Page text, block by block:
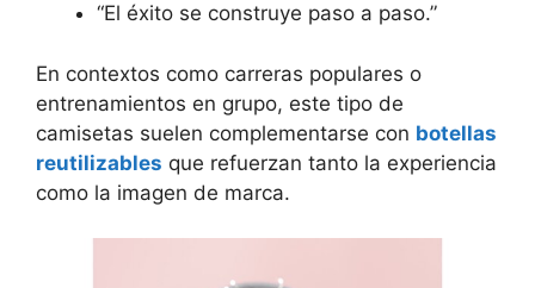
“El éxito se construye paso a paso.”
En contextos como carreras populares o
entrenamientos en grupo, este tipo de
camisetas suelen complementarse con botellas
reutilizables que refuerzan tanto la experiencia
como la imagen de marca.